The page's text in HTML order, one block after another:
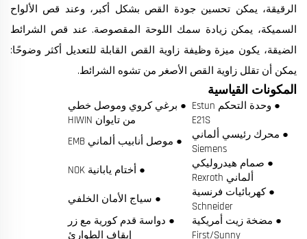
الرقيقة، يمكن تحسين جودة القص بشكل أكبر، وعند قص الألواح
السميكة، يمكن زيادة سمك اللوحة المقصوصة. عند قص الشرائط
الضيقة، يكون ميزة وظيفة زاوية القص القابلة للتعديل أكثر وضوحًا:
يمكن أن تقلل زاوية القص الأصغر من تشوه الشرائط.
المكونات القياسية
● وحدة التحكم Estun
E21S
● برغي كروي وموصل خطي
من تايوان HIWIN
● محرك رئيسي ألماني
Siemens
● موصل أنابيب ألماني EMB
● صمام هيدروليكي
ألماني Rexroth
● أختام يابانية NOK
● كهربائيات فرنسية
Schneider
● سياج الأمان الخلفي
● مضخة زيت أمريكية
First/Sunny
● دواسة قدم كورية مع زر
إيقاف الطوارئ